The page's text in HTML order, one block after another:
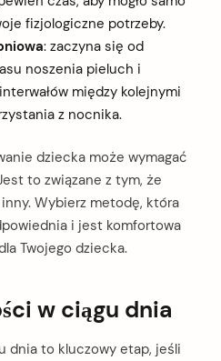
fizjologiczne potrzeby.
: zaczyna się od
noszenia pieluch i
między kolejnymi
z nocnika.
dziecka może wymagać
to związane z tym, że
Wybierz metodę, która
i jest komfortowa
Twojego dziecka.
w ciągu dnia
dnia to kluczowy etap, jeśli